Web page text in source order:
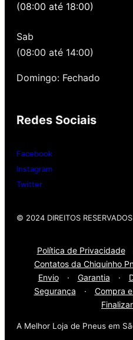
quando você precisa
nossa loja possui
Whatsap: (11)
(08:00 até 18:00)
Sab
(08:00 até 14:00)
Domingo: Fechado
Redes Sociais
Facebook
Instagram
Twitter
© 2024 DIREITOS
Política de Privacidade
Contatos da Chiquinho
Envio
· Garantia ·
Segurança
· Compra
A Melhor Loja de Pneus em